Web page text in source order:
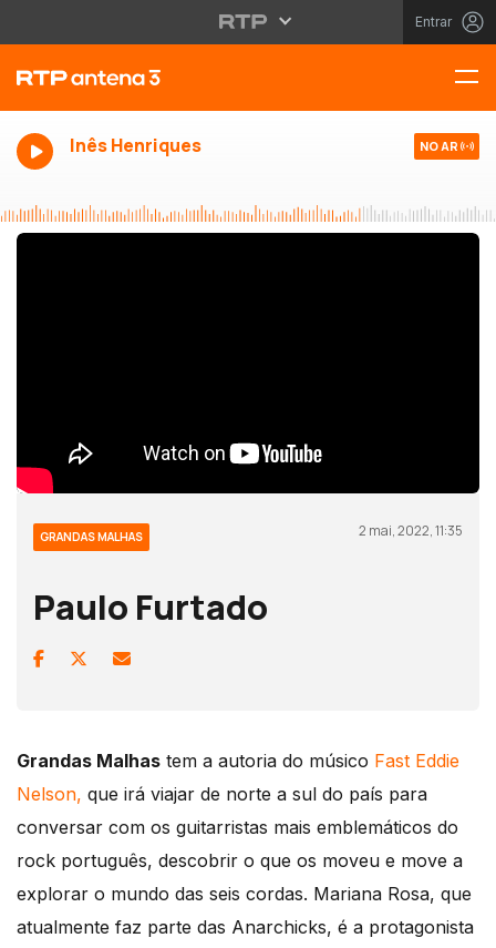
Entrar
Inês Henriques NO AR
GRANDAS MALHAS 2 mai, 2022, 11:35
Paulo Furtado
Grandas Malhas tem a autoria do músico Fast Eddie
Nelson, que irá viajar de norte a sul do país para
conversar com os guitarristas mais emblemáticos do
rock português, descobrir o que os moveu e move a
explorar o mundo das seis cordas. Mariana Rosa, que
atualmente faz parte das Anarchicks, é a protagonista